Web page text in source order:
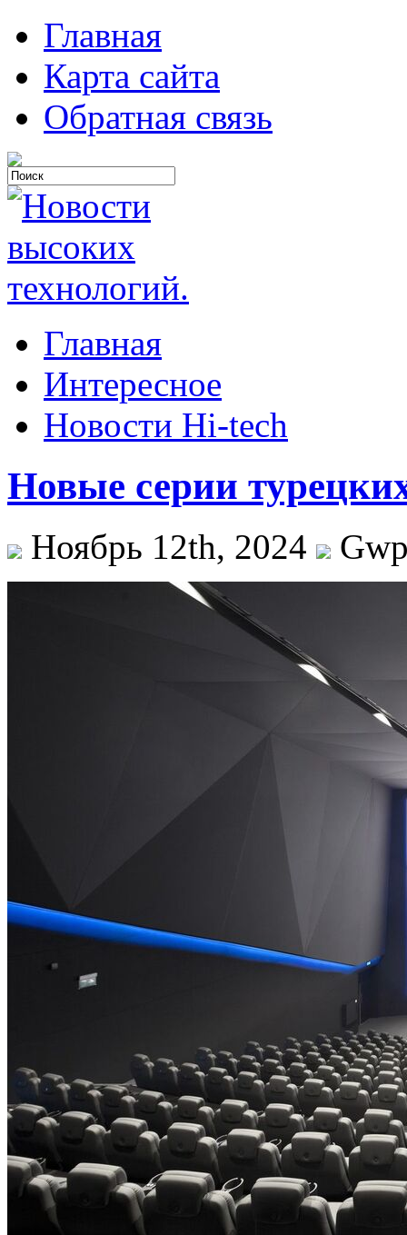
Главная
Карта сайта
Обратная связь
Главная
Интересное
Новости Hi-tech
Новые серии
Ноябрь 12th, 2024